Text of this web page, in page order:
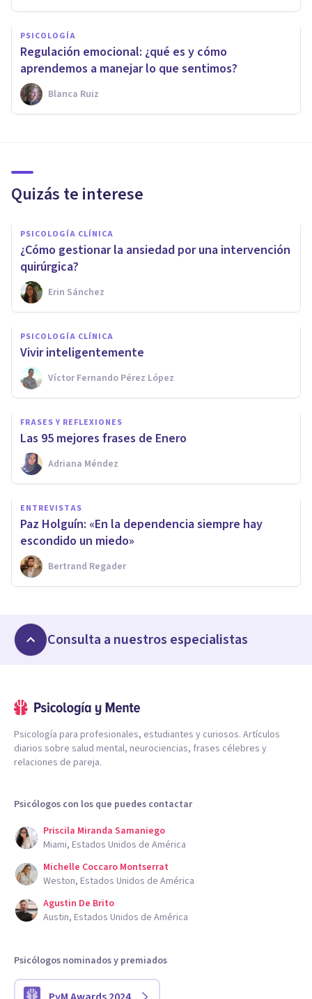
PSICOLOGÍA
Regulación emocional: ¿qué es y cómo
aprendemos a manejar lo que sentimos?
Blanca Ruiz
Quizás te interese
PSICOLOGÍA CLÍNICA
¿Cómo gestionar la ansiedad por una intervención
quirúrgica?
Erin Sánchez
PSICOLOGÍA CLÍNICA
Vivir inteligentemente
Víctor Fernando Pérez López
FRASES Y REFLEXIONES
Las 95 mejores frases de Enero
Adriana Méndez
ENTREVISTAS
Paz Holguín: «En la dependencia siempre hay
escondido un miedo»
Bertrand Regader
Consulta a nuestros especialistas
Psicología para profesionales, estudiantes y curiosos. Artículos
diarios sobre salud mental, neurociencias, frases célebres y
relaciones de pareja.
Psicólogos con los que puedes contactar
Priscila Miranda Samaniego
Miami, Estados Unidos de América
Michelle Coccaro Montserrat
Weston, Estados Unidos de América
Agustin De Brito
Austin, Estados Unidos de América
Psicólogos nominados y premiados